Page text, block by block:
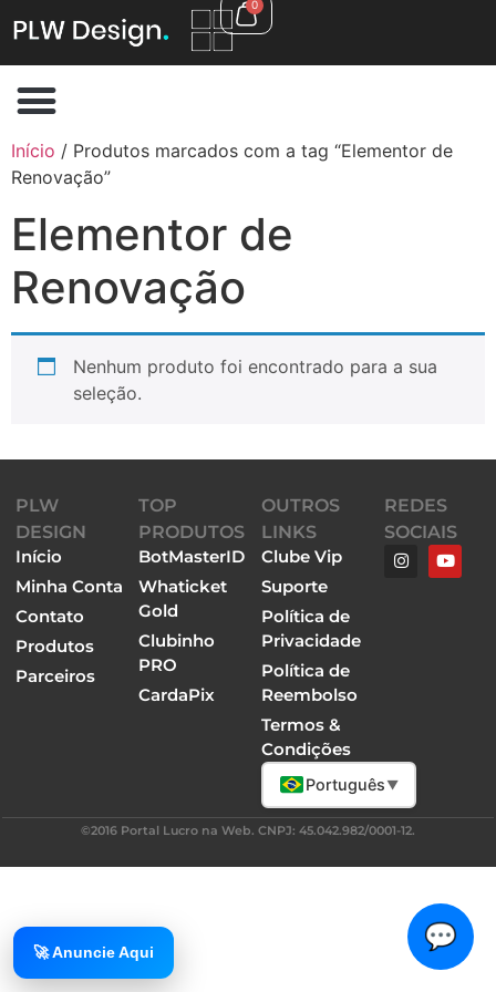
0
Início / Produtos marcados com a tag “Elementor de
Renovação”
Elementor de
Renovação
Nenhum produto foi encontrado para a sua
seleção.
PLW
DESIGN
Início
Minha Conta
Contato
Produtos
Parceiros
TOP
PRODUTOS
BotMasterID
Whaticket
Gold
Clubinho
PRO
CardaPix
💬
OUTROS
LINKS
Clube Vip
Suporte
Política de
Privacidade
Política de
Reembolso
Termos &
Condições
Português ▼
REDES
SOCIAIS
©2016 Portal Lucro na Web. CNPJ: 45.042.982/0001-12.
🚀 Anuncie Aqui